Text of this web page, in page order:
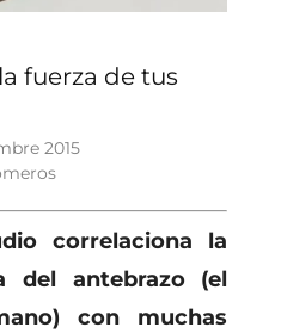
fuerza de tus
2015
correlaciona la
del antebrazo (el
con muchas